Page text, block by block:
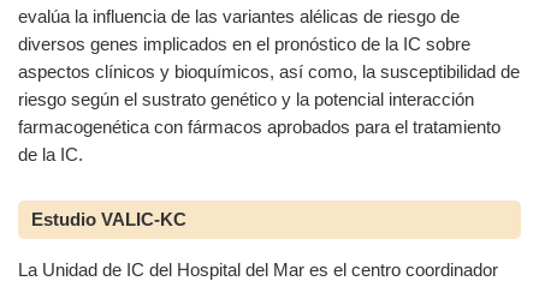
evalúa la influencia de las variantes alélicas de riesgo de
diversos genes implicados en el pronóstico de la IC sobre
aspectos clínicos y bioquímicos, así como, la susceptibilidad de
riesgo según el sustrato genético y la potencial interacción
farmacogenética con fármacos aprobados para el tratamiento
de la IC.
Estudio VALIC-KC
La Unidad de IC del Hospital del Mar es el centro coordinador